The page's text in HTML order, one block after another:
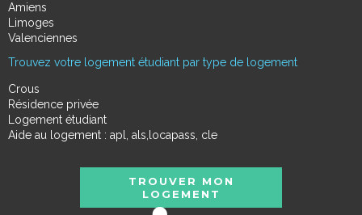
Amiens
Limoges
Valenciennes
Trouvez votre logement étudiant par type de logement
Crous
Résidence privée
Logement étudiant
Aide au logement : apl, als,locapass, cle
TROUVER MON
LOGEMENT